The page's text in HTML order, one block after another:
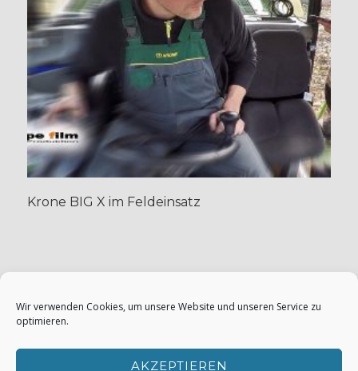
Wir verwenden Cookies, um unsere Website und unseren Service zu
optimieren.
AKZEPTIEREN
Krone BIG X im Feldeinsatz
Kommentar Hinterlassen
Du musst